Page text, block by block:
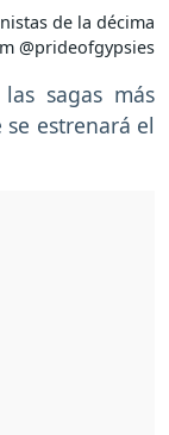
de la décima
@prideofgypsies
sagas más
estrenará el